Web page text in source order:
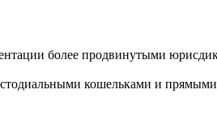
более продвинутыми
кошельками и прямыми